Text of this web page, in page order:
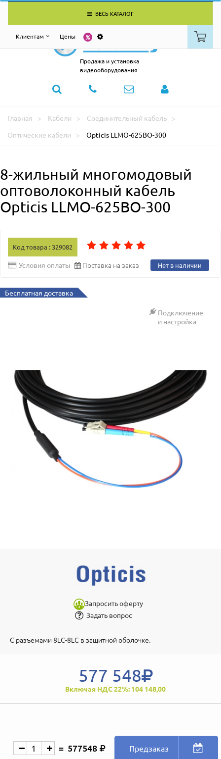
ВЕСЬ КАТАЛОГ
Клиентам Цены
Продажа и установка
видеооборудования
Главная Кабели
Соединительный кабель
Оптические кабели
Opticis LLMO-625BO-300
8-жильный многомодовый
оптоволоконный кабель
Opticis LLMO-625BO-300
Код товара : 329082
Условия оплаты Поставка на заказ Нет в наличии
Бесплатная доставка
Подключение
и настройка
Запросить оферту
Задать вопрос
С разъемами 8LC-8LC в защитной оболочке.
577 548
Включая НДС 22%: 104 148,00
577548 Предзаказ